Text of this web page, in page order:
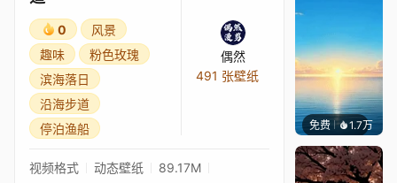
0
风景
趣味
粉色玫瑰
滨海落日
沿海步道
停泊渔船
偶然
491 张壁纸
视频格式 动态壁纸
89.17M
免费 1.7万Ruth